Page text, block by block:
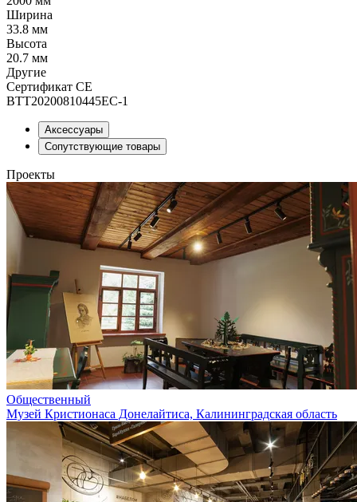
Ширина
33.8 мм
Высота
20.7 мм
Другие
Сертификат CE
BTT20200810445EC-1
Аксессуары
Сопутствующие товары
Проекты
Общественный
Музей Кристионаса Донелайтиса, Калининградская область